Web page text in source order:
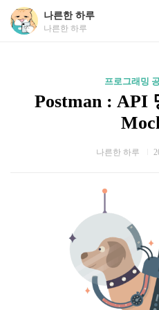
나른한 하루
나른한 하루
프로그래밍
Postman : API
나른한 하루